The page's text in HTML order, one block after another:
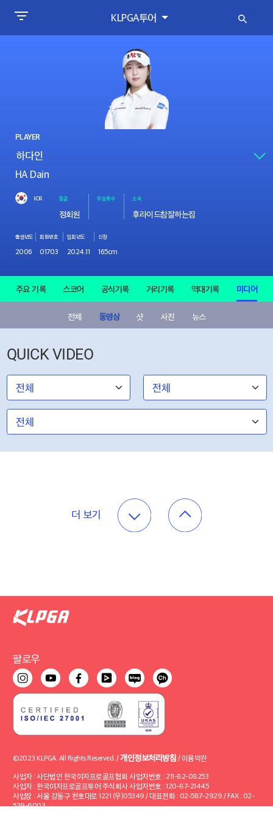
KLPGA투어
PLAYER
HA Dain
KOR 등급
정회원
우승횟수 소속
후라이드참잘하는집
출생년도
2006
회원번호
01703
입회년도
2024.11
신장
165cm
주요 기록 스코어 공식기록 거리기록 역대기록 미디어
전체 동영상 샷 사진 뉴스
QUICK VIDEO
더 보기
팔로우
©2023 KLPGA. All Rights Reserved. /개인정보처리방침 / 이용약관
사업자 : 사단법인 한국여자프로골프협회 사업자번호 : 211-82-08253
사업자 : 한국여자프로골프투어 주식회사 사업자번호 : 120-87-21445
사업장 : 서울 강동구 천호대로 1221 (우)05349 / 대표전화 : 02-587-2929 / FAX : 02-
539-6003